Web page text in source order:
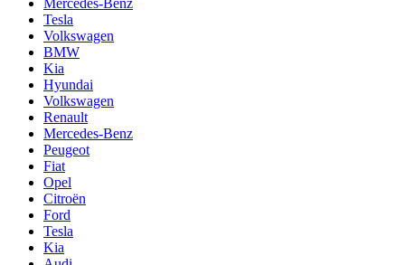
Mercedes-Benz
Tesla
Volkswagen
BMW
Kia
Hyundai
Volkswagen
Renault
Mercedes-Benz
Peugeot
Fiat
Opel
Citroën
Ford
Tesla
Kia